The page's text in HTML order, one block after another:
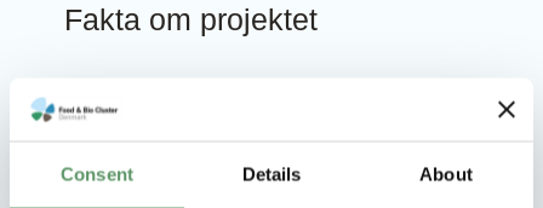
Consent Details About
Fakta om projektet
Finansieret af